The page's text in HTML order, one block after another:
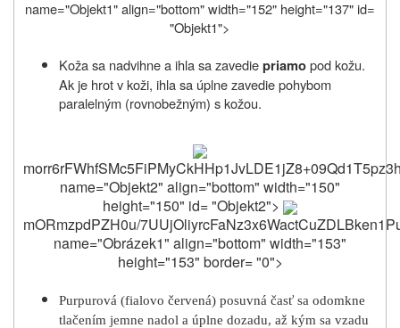
Koža sa nadvihne a ihla sa zavediepriamopod kožu.
Ak je hrot v koži, ihla sa úplne zavedie pohybom
paralelným (rovnobežným) s kožou.
mORmzpdPZH0u/
name="Obrázek1" align="bottom" width="153"
height="153" border= "0">
Purpurová (fialovo červená) posuvná časť sa odomkne
tlačením jemne nadol a úplne dozadu, až kým sa vzadu